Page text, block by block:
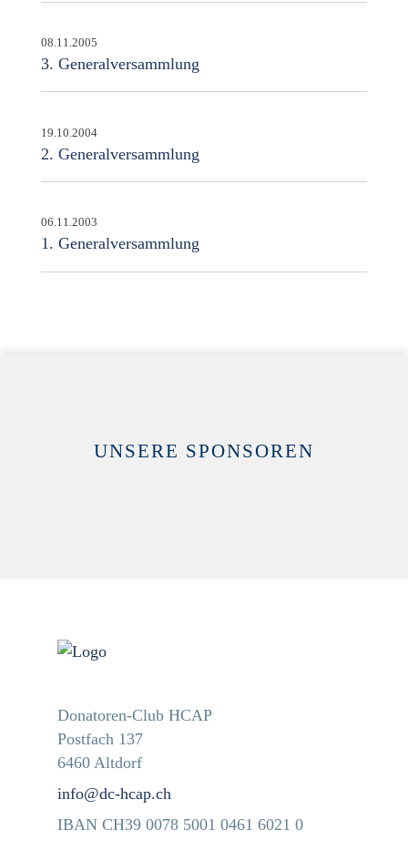
08.11.2005
3. Generalversammlung
19.10.2004
2. Generalversammlung
06.11.2003
1. Generalversammlung
UNSERE SPONSOREN
Donatoren-Club HCAP
Postfach 137
6460 Altdorf
info@dc-hcap.ch
IBAN CH39 0078 5001 0461 6021 0